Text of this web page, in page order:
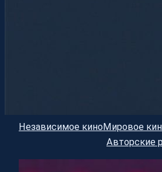
Независимое киноМировое
Авторские